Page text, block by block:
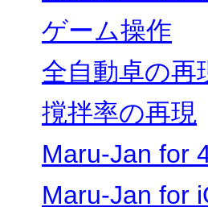
ゲーム操作
全自動卓の再
撹拌率の再現
Maru-Jan for
Maru-Jan for